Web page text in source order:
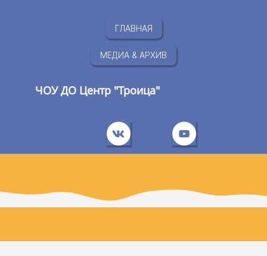
ГЛАВНАЯ
МЕДИА & АРХИВ
ЧОУ ДО Центр "Троица"